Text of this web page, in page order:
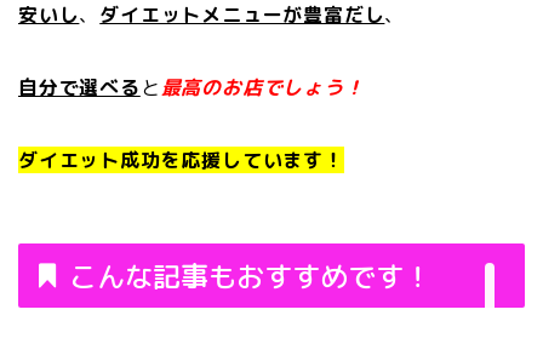
安いし、 ダイエットメニューが豊富だし、
自分で選べると最高のお店でしょう！
ダイエット成功を応援しています！
こんな記事もおすすめです！
プライバシーポリシー